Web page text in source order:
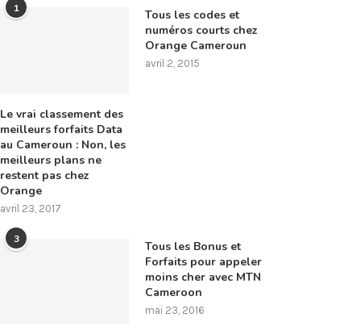
1
Le vrai classement des
meilleurs forfaits Data
au Cameroun : Non, les
meilleurs plans ne
restent pas chez
Orange
avril 23, 2017
Tous les codes et
numéros courts chez
Orange Cameroun
avril 2, 2015
3
Tous les Bonus et
Forfaits pour appeler
moins cher avec MTN
Cameroon
mai 23, 2016